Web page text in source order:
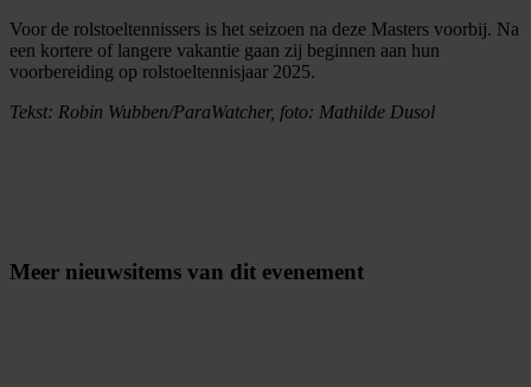
Voor de rolstoeltennissers is het seizoen na deze Masters voorbij. Na
een kortere of langere vakantie gaan zij beginnen aan hun
voorbereiding op rolstoeltennisjaar 2025.
Tekst: Robin Wubben/ParaWatcher, foto: Mathilde Dusol
Meer nieuwsitems van dit evenement